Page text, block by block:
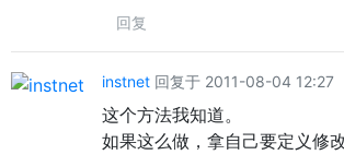
回复
instnet 回复于 2011-08-04 12:27
这个方法我知道。
如果这么做，拿自己要定义修